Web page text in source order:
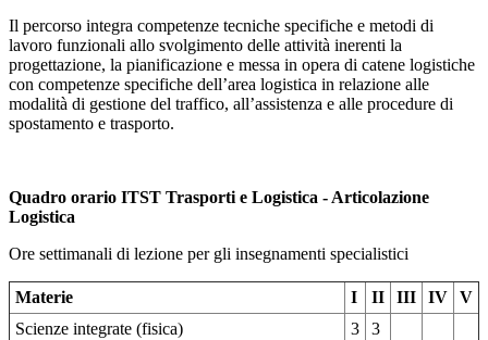
Il percorso integra competenze tecniche specifiche e metodi di
lavoro funzionali allo svolgimento delle attività inerenti la
progettazione, la pianificazione e messa in opera di catene logistiche
con competenze specifiche dell’area logistica in relazione alle
modalità di gestione del traffico, all’assistenza e alle procedure di
spostamento e trasporto.
Quadro orario ITST Trasporti e Logistica - Articolazione
Logistica
Ore settimanali di lezione per gli insegnamenti specialistici
Materie I II III IV
V
Scienze integrate (fisica)
3
3